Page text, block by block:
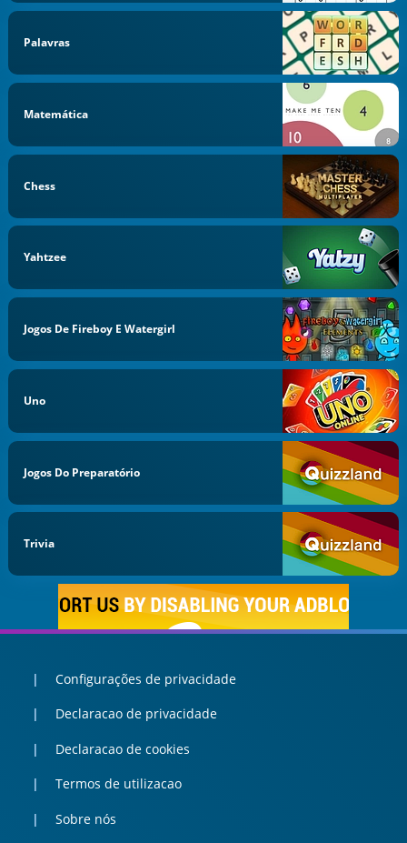
Palavras
Matemática
Chess
Yahtzee
Jogos De Fireboy E Watergirl
Uno
Jogos Do Preparatório
Trivia
Configurações de privacidade
Declaracao de privacidade
Declaracao de cookies
Termos de utilizacao
Sobre nós